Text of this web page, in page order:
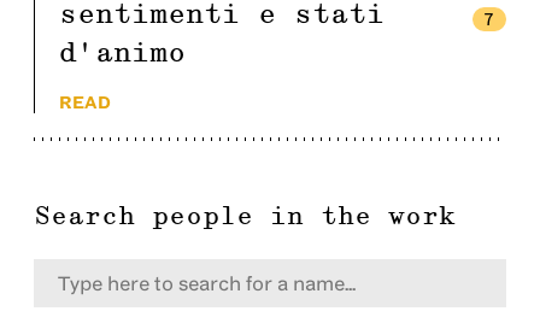
sentimenti e stati
d'animo
7
READ
Search people in the work